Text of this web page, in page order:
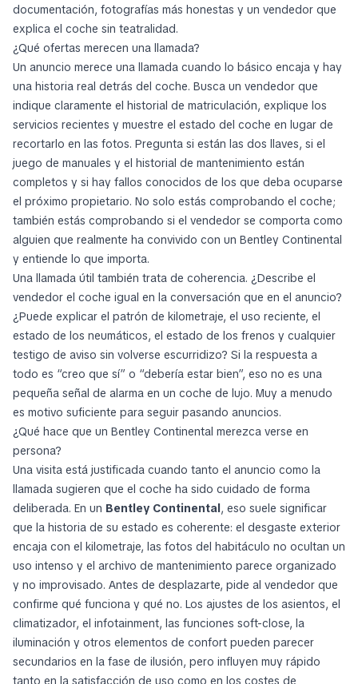
documentación, fotografías más honestas y un vendedor que
explica el coche sin teatralidad.
¿Qué ofertas merecen una llamada?
Un anuncio merece una llamada cuando lo básico encaja y hay
una historia real detrás del coche. Busca un vendedor que
indique claramente el historial de matriculación, explique los
servicios recientes y muestre el estado del coche en lugar de
recortarlo en las fotos. Pregunta si están las dos llaves, si el
juego de manuales y el historial de mantenimiento están
completos y si hay fallos conocidos de los que deba ocuparse
el próximo propietario. No solo estás comprobando el coche;
también estás comprobando si el vendedor se comporta como
alguien que realmente ha convivido con un Bentley Continental
y entiende lo que importa.
Una llamada útil también trata de coherencia. ¿Describe el
vendedor el coche igual en la conversación que en el anuncio?
¿Puede explicar el patrón de kilometraje, el uso reciente, el
estado de los neumáticos, el estado de los frenos y cualquier
testigo de aviso sin volverse escurridizo? Si la respuesta a
todo es “creo que sí” o “debería estar bien”, eso no es una
pequeña señal de alarma en un coche de lujo. Muy a menudo
es motivo suficiente para seguir pasando anuncios.
¿Qué hace que un Bentley Continental merezca verse en
persona?
Una visita está justificada cuando tanto el anuncio como la
llamada sugieren que el coche ha sido cuidado de forma
deliberada. En un Bentley Continental, eso suele significar
que la historia de su estado es coherente: el desgaste exterior
encaja con el kilometraje, las fotos del habitáculo no ocultan un
uso intenso y el archivo de mantenimiento parece organizado
y no improvisado. Antes de desplazarte, pide al vendedor que
confirme qué funciona y qué no. Los ajustes de los asientos, el
climatizador, el infotainment, las funciones soft-close, la
iluminación y otros elementos de confort pueden parecer
secundarios en la fase de ilusión, pero influyen muy rápido
tanto en la satisfacción de uso como en los costes de